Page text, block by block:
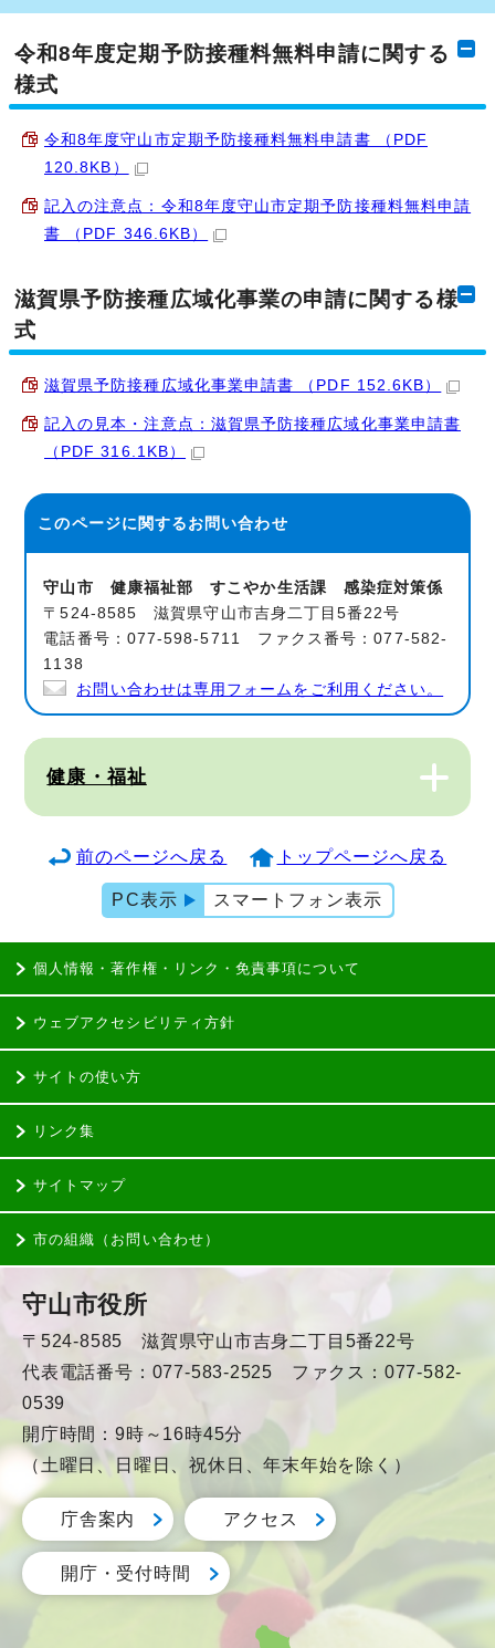
令和8年度定期予防接種料無料申請に関する
様式
令和8年度守山市定期予防接種料無料申請書 （PDF
120.8KB）
記入の注意点：令和8年度守山市定期予防接種料無料申請
書 （PDF 346.6KB）
滋賀県予防接種広域化事業の申請に関する様
式
滋賀県予防接種広域化事業申請書 （PDF 152.6KB）
記入の見本・注意点：滋賀県予防接種広域化事業申請書
（PDF 316.1KB）
このページに関するお問い合わせ
守山市 健康福祉部 すこやか生活課 感染症対策係
〒524-8585 滋賀県守山市吉身二丁目5番22号
電話番号：077-598-5711 ファクス番号：077-582-
1138
お問い合わせは専用フォームをご利用ください。
健康・福祉
前のページへ戻る トップページへ戻る
PC表示 スマートフォン表示
個人情報・著作権・リンク・免責事項について
ウェブアクセシビリティ方針
サイトの使い方
リンク集
サイトマップ
市の組織（お問い合わせ）
守山市役所
〒524-8585 滋賀県守山市吉身二丁目5番22号
代表電話番号：077-583-2525 ファクス：077-582-
0539
開庁時間：9時～16時45分
（土曜日、日曜日、祝休日、年末年始を除く）
庁舎案内 アクセス
開庁・受付時間